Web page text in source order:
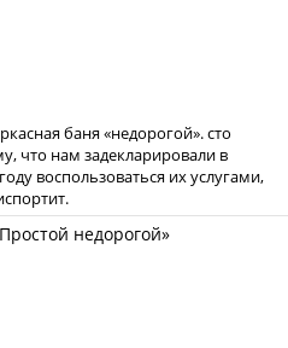
баня «недорогой». сто
что нам задекларировали в
воспользоваться их услугами,